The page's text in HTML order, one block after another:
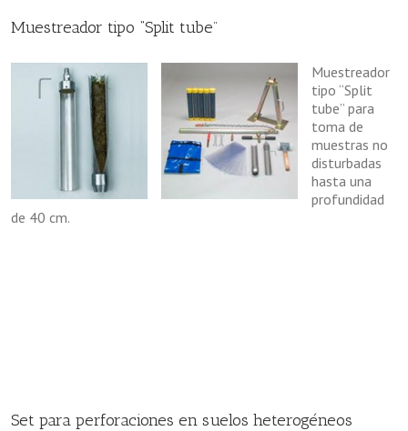
Muestreador tipo “Split tube”
Muestreador
tipo “Split
tube” para
toma de
muestras no
disturbadas
hasta una
profundidad
de 40 cm.
Set para perforaciones en suelos heterogéneos